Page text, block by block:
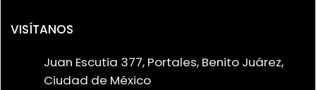
VISÍTANOS
Juan Escutia 377, Portales, Benito Juárez,
Ciudad de México